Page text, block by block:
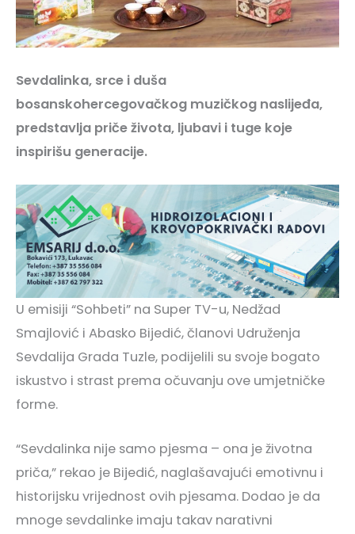
Sevdalinka, srce i duša
bosanskohercegovačkog muzičkog naslijeđa,
predstavlja priče života, ljubavi i tuge koje
inspirišu generacije.
U emisiji “Sohbeti” na Super TV-u, Nedžad
Smajlović i Abasko Bijedić, članovi Udruženja
Sevdalija Grada Tuzle, podijelili su svoje bogato
iskustvo i strast prema očuvanju ove umjetničke
forme.
“Sevdalinka nije samo pjesma – ona je životna
priča,” rekao je Bijedić, naglašavajući emotivnu i
historijsku vrijednost ovih pjesama. Dodao je da
mnoge sevdalinke imaju takav narativni